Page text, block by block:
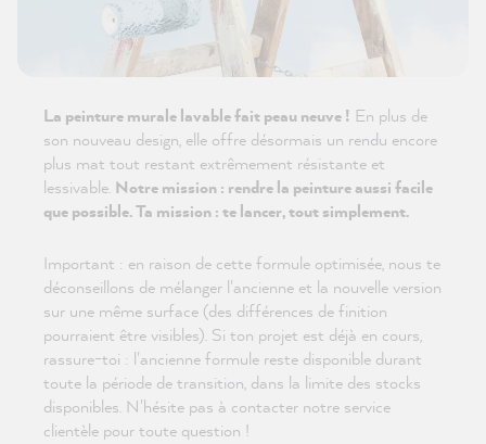
La peinture murale lavable fait peau neuve ! En plus de
son nouveau design, elle offre désormais un rendu encore
plus mat tout restant extrêmement résistante et
lessivable. Notre mission : rendre la peinture aussi facile
que possible. Ta mission : te lancer, tout simplement.
Important : en raison de cette formule optimisée, nous te
déconseillons de mélanger l'ancienne et la nouvelle version
sur une même surface (des différences de finition
pourraient être visibles). Si ton projet est déjà en cours,
rassure-toi : l'ancienne formule reste disponible durant
toute la période de transition, dans la limite des stocks
disponibles. N'hésite pas à contacter notre service
clientèle pour toute question !